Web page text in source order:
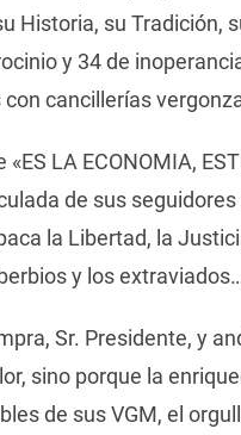
Historia, su Tradición,
y 34 de
cancillerías
LA ECONOMIA,
de sus
la Libertad, la
y los
Sr. Presidente, y
sino porque la
de sus VGM, el